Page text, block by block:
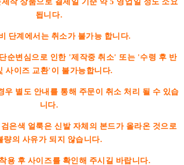
됩니다.
단계에서는 취소가 불가능 합니다.
순변심으로 인한 '제작중 취소' 또는 '수령 후 반
사이즈 교환'이 불가능합니다.
우 별도 안내를 통해 주문이 취소 처리 될 수 있습
니다.
은색 얼룩은 신발 자체의 본드가 올라온 것으로
량의 사유가 되지 않습니다.
용 후 사이즈를 확인해 주시길 바랍니다.